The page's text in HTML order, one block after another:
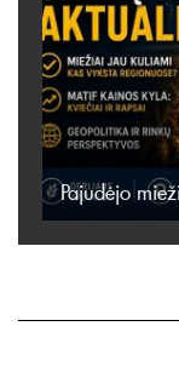
Pajudėjo